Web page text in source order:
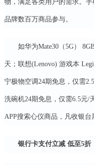
物，满足各类用户的需求。
品牌数百万商品参与。
如华为Mate30（5G）
天；联想(Lenovo) 游戏本
宁极物空调24期免息，仅需
洗碗机24期免息，仅需6.5
APP搜索心仪商品，凡收银台
银行卡支付立减 低至5折